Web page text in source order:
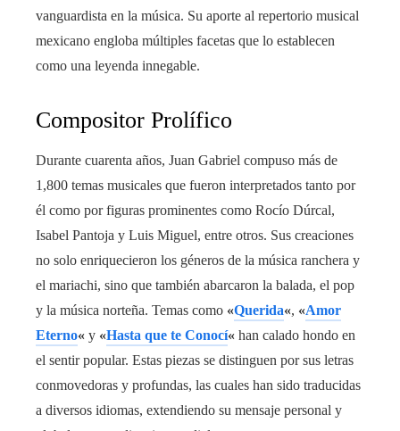
vanguardista en la música. Su aporte al repertorio musical
mexicano engloba múltiples facetas que lo establecen
como una leyenda innegable.
Compositor Prolífico
Durante cuarenta años, Juan Gabriel compuso más de
1,800 temas musicales que fueron interpretados tanto por
él como por figuras prominentes como Rocío Dúrcal,
Isabel Pantoja y Luis Miguel, entre otros. Sus creaciones
no solo enriquecieron los géneros de la música ranchera y
el mariachi, sino que también abarcaron la balada, el pop
y la música norteña. Temas como «Querida«, «Amor
Eterno« y «Hasta que te Conocí« han calado hondo en
el sentir popular. Estas piezas se distinguen por sus letras
conmovedoras y profundas, las cuales han sido traducidas
a diversos idiomas, extendiendo su mensaje personal y